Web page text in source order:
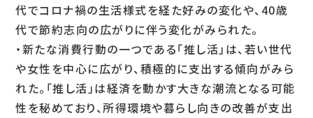
代でコロナ禍の生活様式を経た好みの変化や、40歳
代で節約志向の広がりに伴う変化がみられた。
・新たな消費行動の一つである「推し活」は、若い世代
や女性を中心に広がり、積極的に支出する傾向がみら
れた。「推し活」は経済を動かす大きな潮流となる可能
性を秘めており、所得環境や暮らし向きの改善が支出